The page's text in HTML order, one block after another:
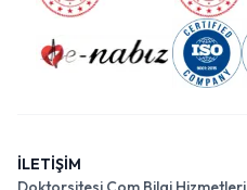
İLETİŞİM